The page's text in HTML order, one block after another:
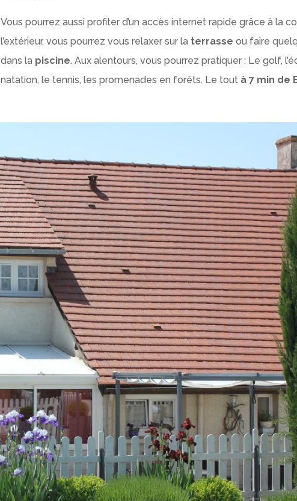
Vous pourrez aussi profiter d’un accès internet rapide grâce à la
l’extérieur, vous pourrez vous relaxer sur la terrasse ou faire
dans la piscine. Aux alentours, vous pourrez pratiquer : Le golf,
natation, le tennis, les promenades en forêts. Le tout à 7 min de